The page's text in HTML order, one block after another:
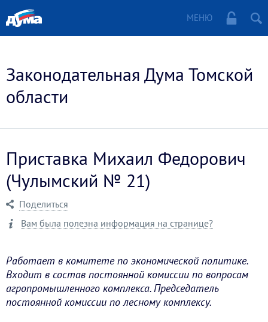
МЕНЮ
Законодательная Дума Томской
области
Приставка Михаил Федорович
(Чулымский № 21)
Поделиться
Вам была полезна информация на странице?
Работает в комитете по экономической политике.
Входит в состав постоянной комиссии по вопросам
агропромышленного комплекса. Председатель
постоянной комиссии по лесному комплексу.